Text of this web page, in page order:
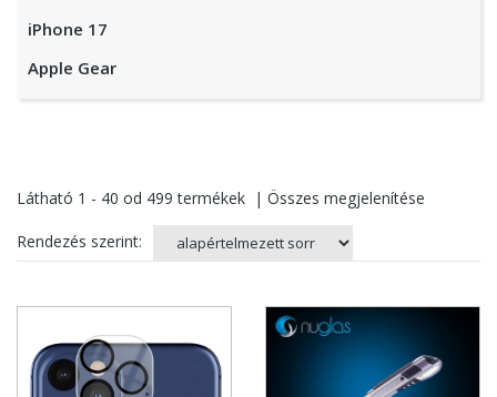
iPhone 17
Apple Gear
Látható 1 - 40 od 499 termékek | Összes megjelenítése
Rendezés szerint: